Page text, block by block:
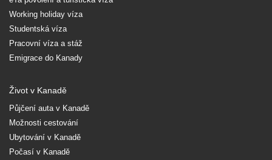
Working holiday víza
Studentská víza
Pracovní víza a stáž
Emigrace do Kanady
Život v Kanadě
Půjčení auta v Kanadě
Možnosti cestování
Ubytování v Kanadě
Počasí v Kanadě